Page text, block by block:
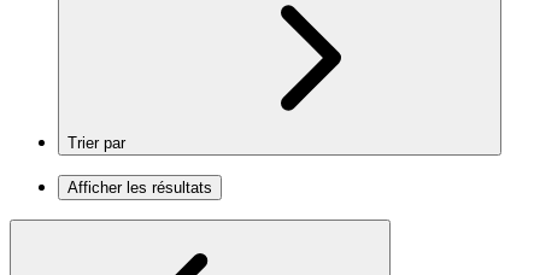
Trier par
Afficher les résultats